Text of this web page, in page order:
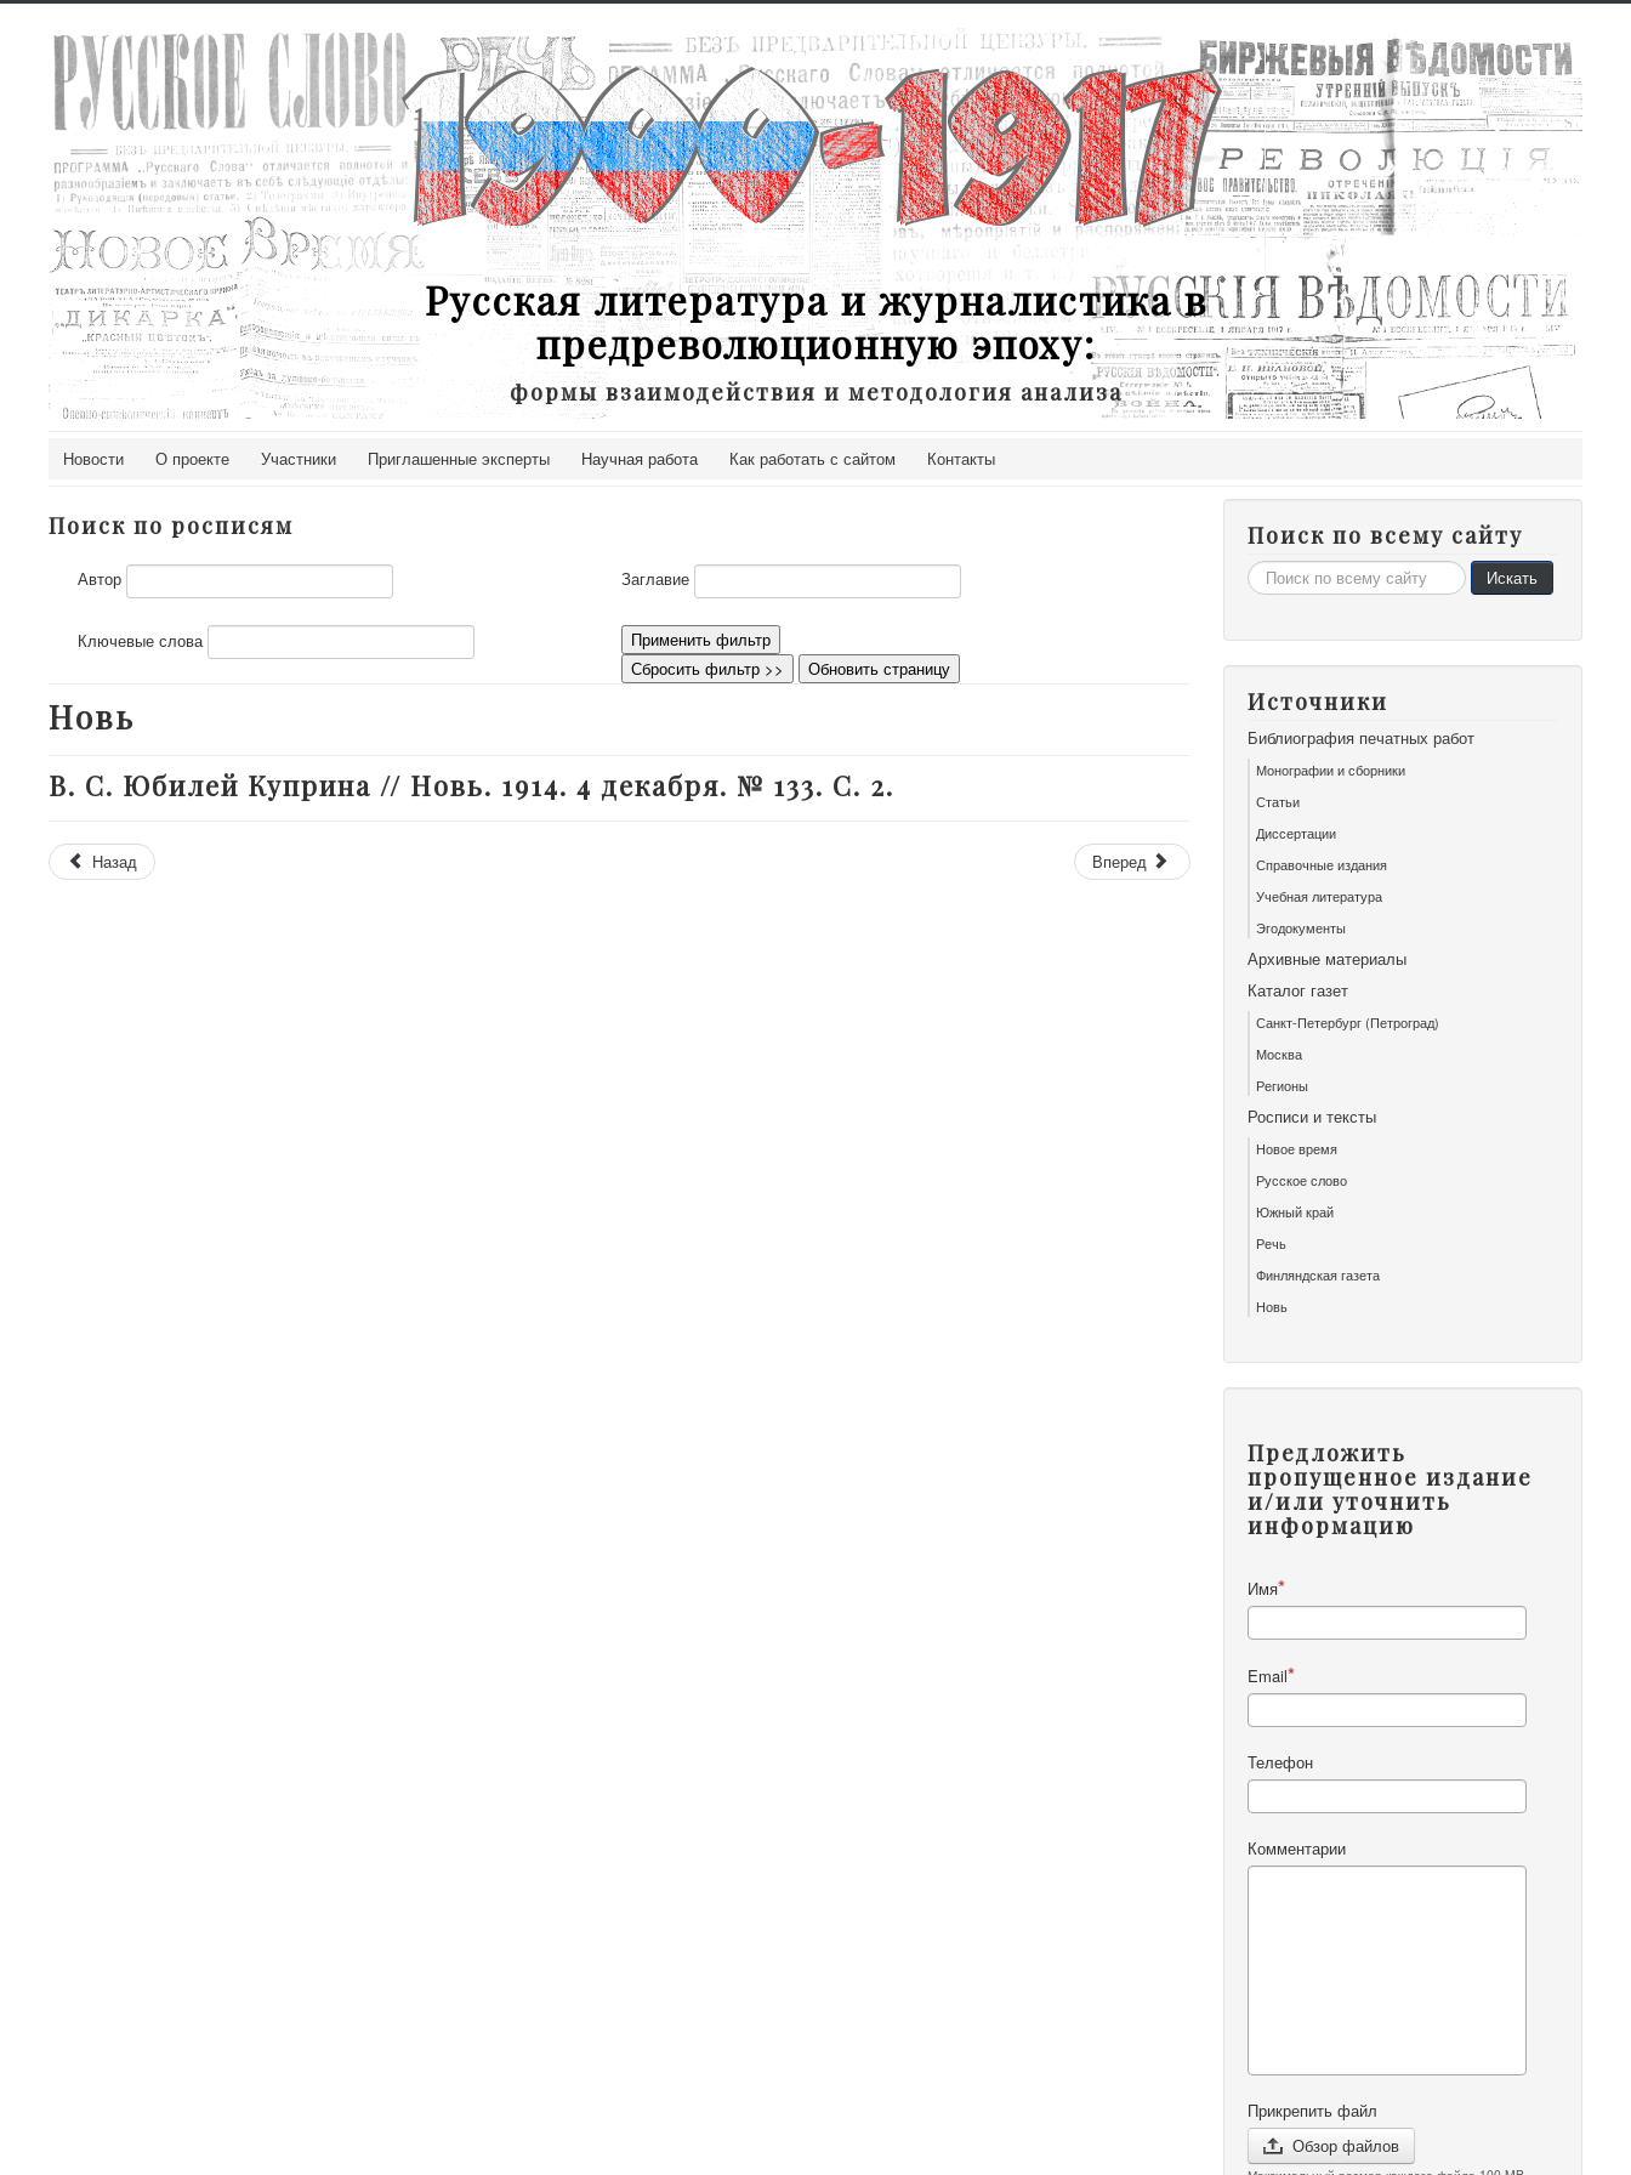
Русская литература и журналистика в
предреволюционную эпоху:
формы взаимодействия и методология анализа
Новости О проекте Участники Приглашенные эксперты Научная работа Как работать с сайтом Контакты
Поиск по росписям
Автор Заглавие
Ключевые слова
Применить фильтр
Сбросить фильтр >>
Обновить страницу
Новь
В. С. Юбилей Куприна // Новь. 1914. 4 декабря. № 133. С. 2.
Назад Вперед
Поиск по всему сайту
Искать... Искать
Источники
Библиография печатных работ
Монографии и сборники
Статьи
Диссертации
Справочные издания
Учебная литература
Эгодокументы
Архивные материалы
Каталог газет
Санкт-Петербург (Петроград)
Москва
Регионы
Росписи и тексты
Новое время
Русское слово
Южный край
Речь
Финляндская газета
Новь
Предложить
пропущенное издание
и/или уточнить
информацию
Имя
Email
Телефон
Комментарии
Прикрепить файл
Обзор файлов